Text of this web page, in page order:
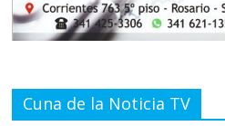
Cuna de la Noticia TV